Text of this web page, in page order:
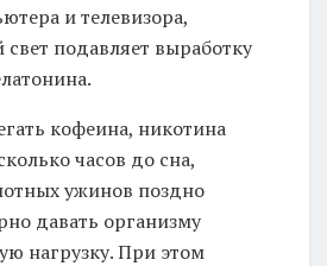
и телевизора,
свет подавляет выработку
кофеина, никотина
часов до сна,
ужинов поздно
давать организму
нагрузку. При этом